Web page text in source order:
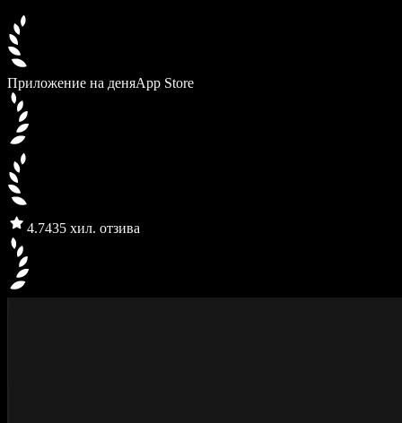
Приложение на деняApp Store
4.7435 хил. отзива